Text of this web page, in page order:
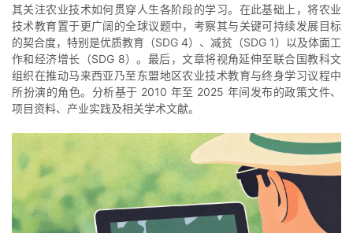
其关注农业技术如何贯穿人生各阶段的学习。在此基础上，将农业
技术教育置于更广阔的全球议题中，考察其与关键可持续发展目标
的契合度，特别是优质教育（SDG 4）、减贫（SDG 1）以及体面工
作和经济增长（SDG 8）。最后，文章将视角延伸至联合国教科文
组织在推动马来西亚乃至东盟地区农业技术教育与终身学习议程中
所扮演的角色。分析基于 2010 年至 2025 年间发布的政策文件、
项目资料、产业实践及相关学术文献。